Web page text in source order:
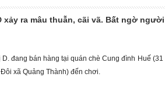
ra mâu thuẫn, cãi vã. Bất ngờ
đang bán hàng tại quán chè Cung đình Huế
xã Quảng Thành) đến chơi.